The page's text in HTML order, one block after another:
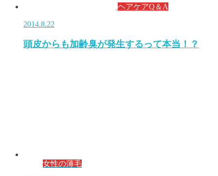
ヘアケアQ＆A
2014.8.22
頭皮からも加齢臭が発生するって本当！？
女性の薄毛